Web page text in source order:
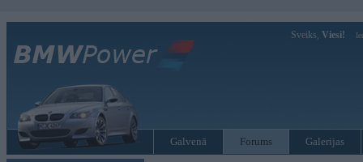
Sveiks, Viesi!
Galvenā Forums Galerijas